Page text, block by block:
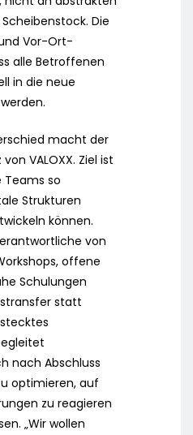
Die
Vor-Ort-
alle Betroffenen
in die neue
macht der
VALOXX. Ziel ist
Teams so
Strukturen
können.
von
offene
Schulungen
statt
nach Abschluss
optimieren, auf
zu reagieren
„Wir wollen